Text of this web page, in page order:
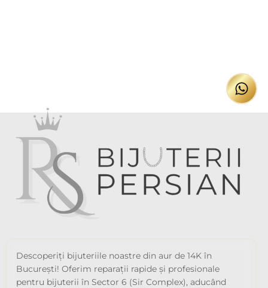
Descoperiți bijuteriile noastre din aur de 14K în
București! Oferim reparații rapide și profesionale
pentru bijuterii în Sector 6 (Sir Complex), aducând